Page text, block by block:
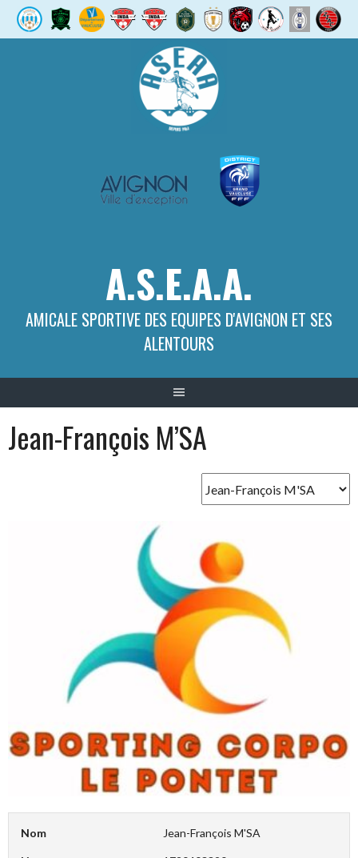
A.S.E.A.A.
AMICALE SPORTIVE DES EQUIPES D'AVIGNON ET SES
ALENTOURS
Jean-François M’SA
Nom Jean-François M'SA